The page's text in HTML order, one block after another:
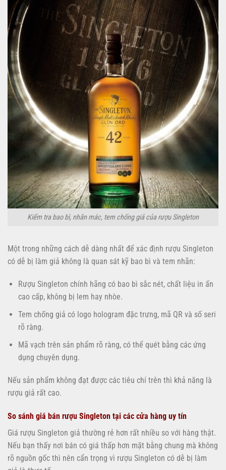
Kiểm tra bao bì, nhãn mác, tem chống giả của rượu Singleton
Một trong những cách dễ dàng nhất để xác định rượu Singleton
có dễ bị làm giả không là quan sát kỹ bao bì và tem nhãn:
Rượu Singleton chính hãng có bao bì sắc nét, chất liệu in ấn
cao cấp, không bị lem hay nhòe.
Tem chống giả có logo hologram đặc trưng, mã QR và số seri
rõ ràng.
Mã vạch trên sản phẩm rõ ràng, có thể quét bằng các ứng
dụng chuyên dụng.
Nếu sản phẩm không đạt được các tiêu chí trên thì khả năng là
rượu giả rất cao.
So sánh giá bán rượu Singleton tại các cửa hàng uy tín
Giá rượu Singleton giả thường rẻ hơn rất nhiều so với hàng thật.
Nếu bạn thấy nơi bán có giá thấp hơn mặt bằng chung mà không
rõ nguồn gốc thì nên cẩn trọng vì rượu Singleton có dễ bị làm